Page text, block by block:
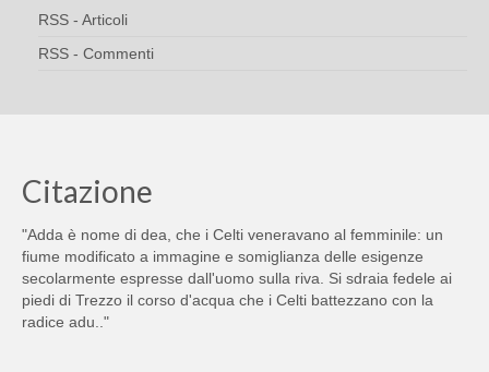
RSS - Articoli
RSS - Commenti
Citazione
"Adda è nome di dea, che i Celti veneravano al femminile: un
fiume modificato a immagine e somiglianza delle esigenze
secolarmente espresse dall'uomo sulla riva. Si sdraia fedele ai
piedi di Trezzo il corso d'acqua che i Celti battezzano con la
radice adu.."